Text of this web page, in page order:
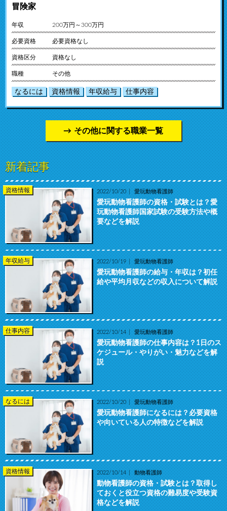
冒険家
年収 200万円～300万円
必要資格 必要資格なし
資格区分 資格なし
職種 その他
なるには 資格情報 年収給与 仕事内容
その他に関する職業一覧
新着記事
資格情報 2022/10/20 愛玩動物看護師
愛玩動物看護師の資格・試験とは？愛
玩動物看護師国家試験の受験方法や概
要などを解説
年収給与 2022/10/19 愛玩動物看護師
愛玩動物看護師の給与・年収は？初任
給や平均月収などの収入について解説
仕事内容 2022/10/14 愛玩動物看護師
愛玩動物看護師の仕事内容は？1日のス
ケジュール・やりがい・魅力などを解
説
なるには 2022/10/20 愛玩動物看護師
愛玩動物看護師になるには？必要資格
や向いている人の特徴などを解説
資格情報 2022/10/14 動物看護師
動物看護師の資格・試験とは？取得し
ておくと役立つ資格の難易度や受験資
格などを解説